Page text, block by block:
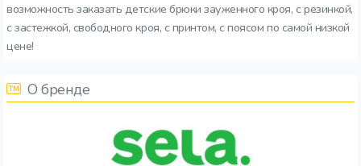
возможность заказать детские брюки зауженного кроя, с резинкой,
с застежкой, свободного кроя, с принтом, с поясом по самой низкой
цене!
О бренде